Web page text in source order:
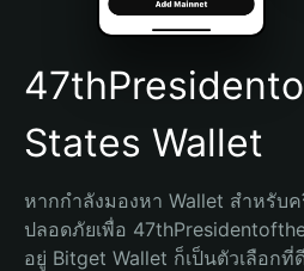
Español (Argentina)
States Wallet
หากกำลังมองหา Wallet สำหรับ
ปลอดภัยเพื่อ
อยู่ Bitget Wallet ก็เป็นตัวเลือก